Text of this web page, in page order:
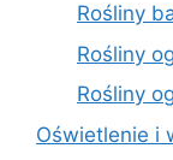
Rośliny
Rośliny
Rośliny
Oświetlenie i